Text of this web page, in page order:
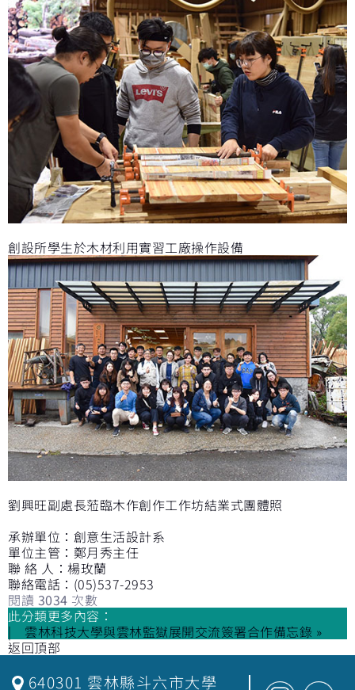
創設所學生於木材利用實習工廠操作設備
劉興旺副處長蒞臨木作創作工作坊結業式團體照
承辦單位：創意生活設計系
單位主管：鄭月秀主任
聯 絡 人：楊玫蘭
聯絡電話：(05)537-2953
閱讀 3034 次數
此分類更多內容：
雲林科技大學與雲林監獄展開交流簽署合作備忘錄 »
返回頂部
640301 雲林縣斗六市大學